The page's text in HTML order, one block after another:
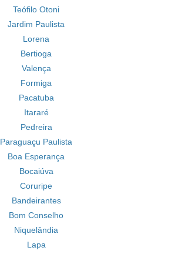
Teófilo Otoni
Jardim Paulista
Lorena
Bertioga
Valença
Formiga
Pacatuba
Itararé
Pedreira
Paraguaçu Paulista
Boa Esperança
Bocaiúva
Coruripe
Bandeirantes
Bom Conselho
Niquelândia
Lapa